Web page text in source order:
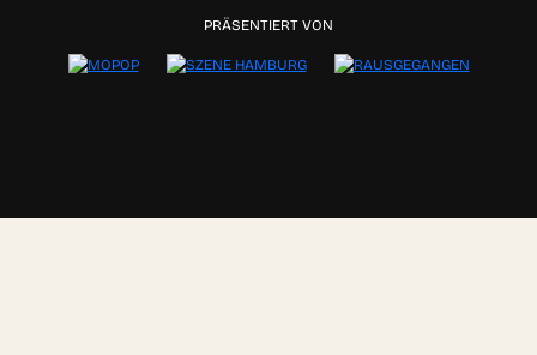
PRÄSENTIERT VON